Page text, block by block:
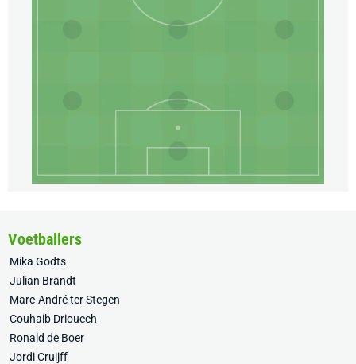
Voetballers
Mika Godts
Julian Brandt
Marc-André ter Stegen
Couhaib Driouech
Ronald de Boer
Jordi Cruijff